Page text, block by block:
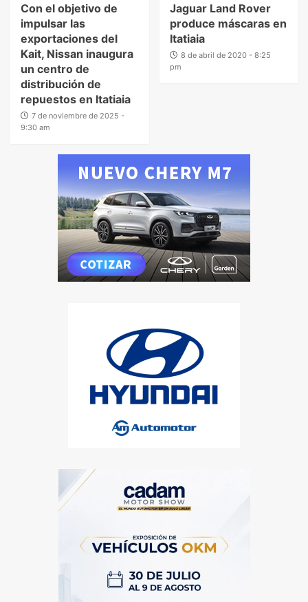
Con el objetivo de
impulsar las
exportaciones del
Kait, Nissan inaugura
un centro de
distribución de
repuestos en Itatiaia
7 de noviembre de 2025 -
9:30 am
Jaguar Land Rover
produce máscaras en
Itatiaia
8 de abril de 2020 - 8:25
pm